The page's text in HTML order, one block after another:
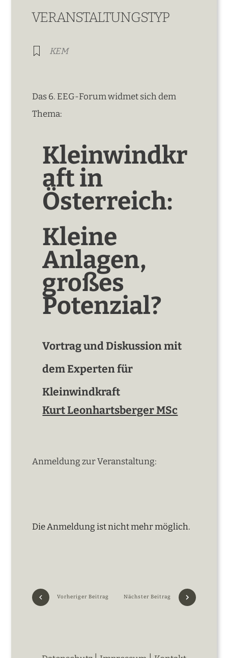
VERANSTALTUNGSTYP
KEM
Das 6. EEG-Forum widmet sich dem
Thema:
Kleinwindkr
aft in
Österreich:
Kleine
Anlagen,
großes
Potenzial?
Vortrag und Diskussion mit
dem Experten für
Kleinwindkraft
Kurt Leonhartsberger MSc
Anmeldung zur Veranstaltung:
Die Anmeldung ist nicht mehr möglich.
Vorheriger Beitrag Nächster Beitrag